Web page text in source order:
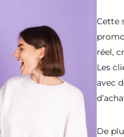
Cette
réel,
Les
avec
De
EN
des Maires & des
2026
, Porte de
génération informe,
quotidien.